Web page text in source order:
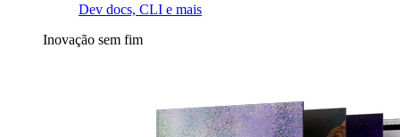
Dev docs, CLI e mais
Inovação sem fim